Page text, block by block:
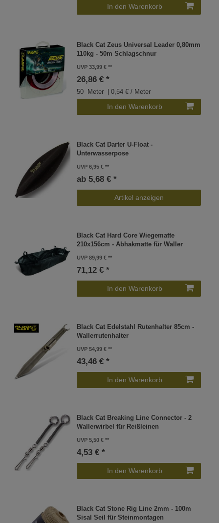
In den Warenkorb
Black Cat Zeus Universal Leader 0,80mm
110kg - 50m Schlagschnur
UVP 33,99 €
26,86 € *
50 Meter | 0,54 € / Meter
In den Warenkorb
Black Cat Darter U-Float -
Unterwasserpose
UVP 6,95 €
ab 5,68 € *
Artikel anzeigen
Black Cat Hard Core Wiegematte
210x156cm - Abhakmatte für Waller
UVP 89,99 €
71,12 € *
In den Warenkorb
Black Cat Edelstahl Rutenhalter 85cm -
Wallerrutenhalter
UVP 54,99 €
43,46 € *
In den Warenkorb
Black Cat Breaking Line Connector - 2
Wallerwirbel für Reißleinen
UVP 5,50 €
4,53 € *
In den Warenkorb
Black Cat Stone Rig Line 2mm - 100m
Sisal Seil für Steinmontagen